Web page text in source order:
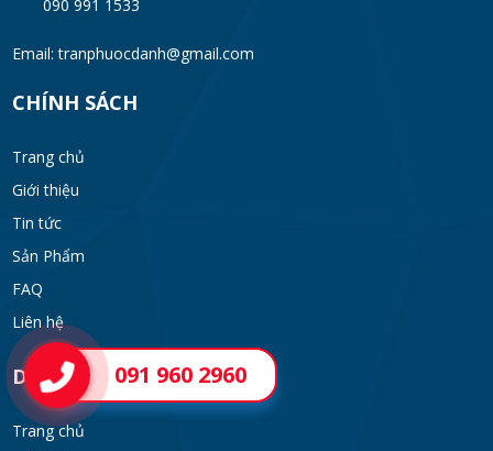
090 991 1533
Email: tranphuocdanh@gmail.com
CHÍNH SÁCH
Trang chủ
Giới thiệu
Tin tức
Sản Phẩm
FAQ
Liên hệ
DANH MỤC
Trang chủ
091 960 2960